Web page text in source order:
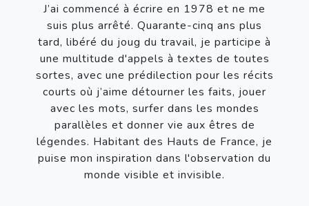
J’ai commencé à écrire en 1978 et ne me
suis plus arrêté. Quarante-cinq ans plus
tard, libéré du joug du travail, je participe à
une multitude d'appels à textes de toutes
sortes, avec une prédilection pour les récits
courts où j’aime détourner les faits, jouer
avec les mots, surfer dans les mondes
parallèles et donner vie aux êtres de
légendes. Habitant des Hauts de France, je
puise mon inspiration dans l'observation du
monde visible et invisible.